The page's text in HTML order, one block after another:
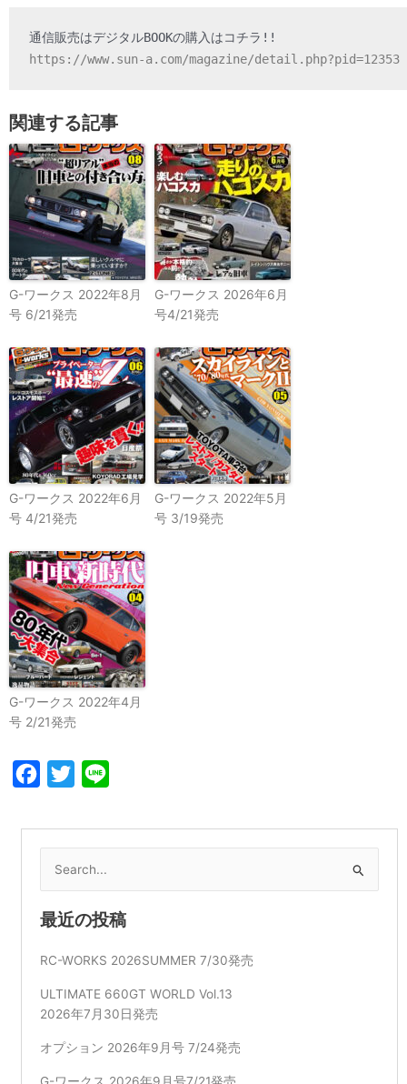
https://www.sun-a.com/magazine/detail.php?pid=12353
関連する記事
G-ワークス 2022年8月
号 6/21発売
G-ワークス 2026年6月
号4/21発売
G-ワークス 2022年6月
号 4/21発売
G-ワークス 2022年5月
号 3/19発売
G-ワークス 2022年4月
号 2/21発売
Facebook
Twitter
索
対
象:
最近の投稿
RC-WORKS 2026SUMMER 7/30発売
ULTIMATE 660GT WORLD Vol.13
2026年7月30日発売
オプション 2026年9月号 7/24発売
G-ワークス 2026年9月号7/21発売